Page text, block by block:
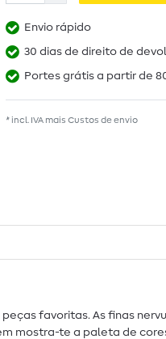
Envio rápido
30 dias de direito de
Portes grátis a partir de
* incl. IVA mais Custos de envio
favoritas. As finas
te a paleta de